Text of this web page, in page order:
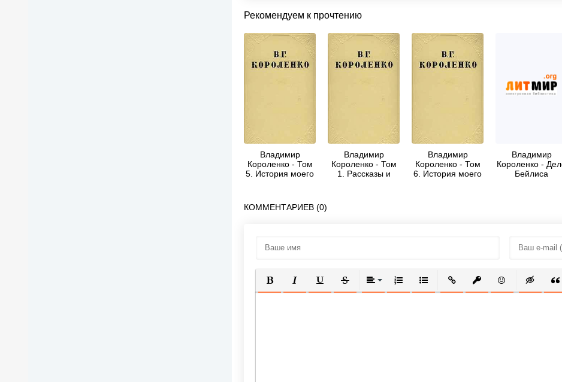
Рекомендуем к прочтению
Владимир
Короленко - Том
5. История моего
Владимир
Короленко - Том
1. Рассказы и
Владимир
Короленко - Том
6. История моего
Владимир
Короленко -
Бейлиса
КОММЕНТАРИЕВ (0)
ПОЛУЖИРНЫЙ
КУРСИВПОДЧЕРКНУТЫЙ
ЗАЧЕРКНУТЫЙВЫРАВНИВАНИЕ
НУМЕРОВАННЫЙ СПИСОК
МАРКИРОВАННЫЙ СПИСОК
ВСТАВИТЬ ССЫЛКУ
ВСТАВИТЬВСТАВИТЬВСТАВКА